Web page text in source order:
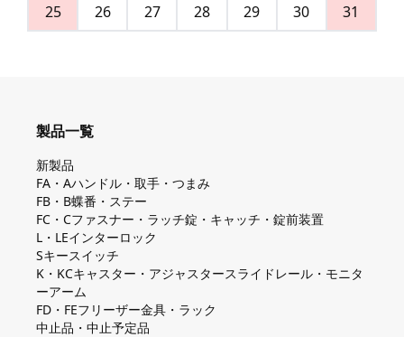
25
26 27 28 29 30 31
製品一覧
新製品
FA・Aハンドル・取手・つまみ
FB・B蝶番・ステー
FC・Cファスナー・ラッチ錠・キャッチ・錠前装置
L・LEインターロック
Sキースイッチ
K・KCキャスター・アジャスタースライドレール・モニタ
ーアーム
FD・FEフリーザー金具・ラック
中止品・中止予定品